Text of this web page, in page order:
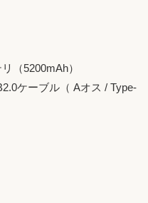
（5200mAh）
ケーブル（ Aオス / Type-